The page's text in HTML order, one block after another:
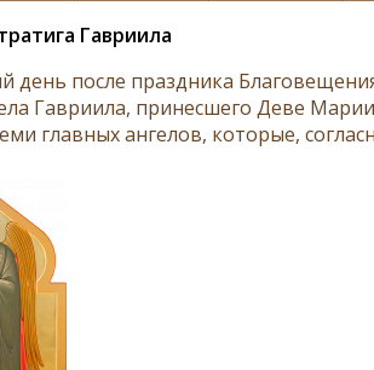
Гавриила
день после праздника
Гавриила, принесшего Деве
главных ангелов, которые,